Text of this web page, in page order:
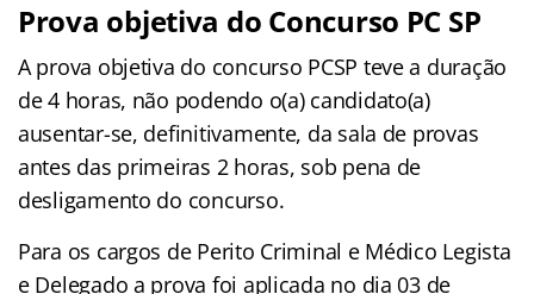
Prova objetiva do Concurso PC SP
A prova objetiva do concurso PCSP teve a duração
de 4 horas, não podendo o(a) candidato(a)
ausentar-se, definitivamente, da sala de provas
antes das primeiras 2 horas, sob pena de
desligamento do concurso.
Para os cargos de Perito Criminal e Médico Legista
e Delegado a prova foi aplicada no dia 03 de